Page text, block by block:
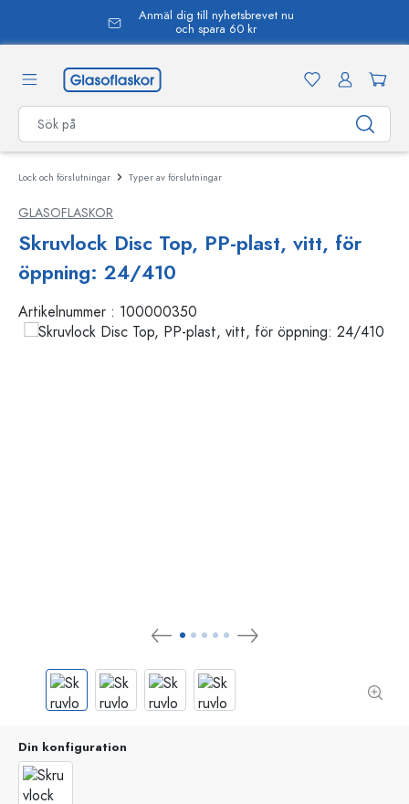
Anmäl dig till nyhetsbrevet nu
och spara 60 kr
Lock och förslutningar Typer av förslutningar
GLASOFLASKOR
Skruvlock Disc Top, PP-plast, vitt, för
öppning: 24/410
Artikelnummer : 100000350
Din konfiguration